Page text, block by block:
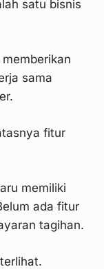
satu bisnis
sama
fitur
memiliki
ada fitur
tagihan.